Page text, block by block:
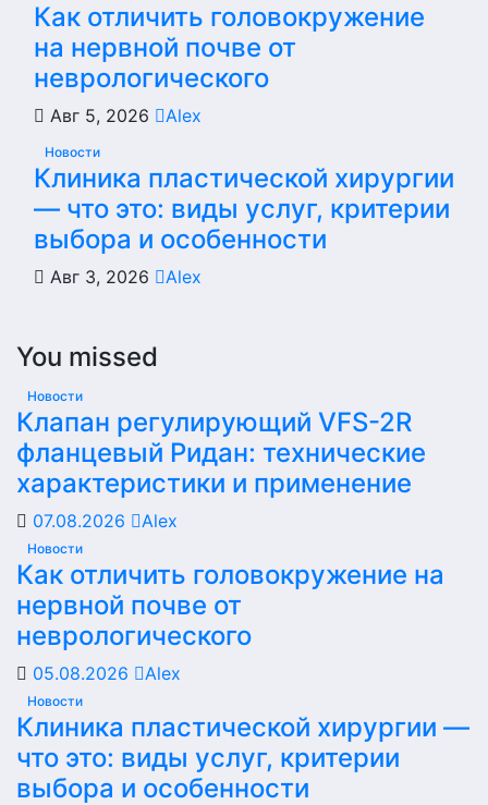
Как отличить головокружение
на нервной почве от
неврологического
Авг 5, 2026 Alex
Новости
Клиника пластической хирургии
— что это: виды услуг, критерии
выбора и особенности
Авг 3, 2026 Alex
You missed
Новости
Клапан регулирующий VFS-2R
фланцевый Ридан: технические
характеристики и применение
07.08.2026 Alex
Новости
Как отличить головокружение на
нервной почве от
неврологического
05.08.2026 Alex
Новости
Клиника пластической хирургии —
что это: виды услуг, критерии
выбора и особенности